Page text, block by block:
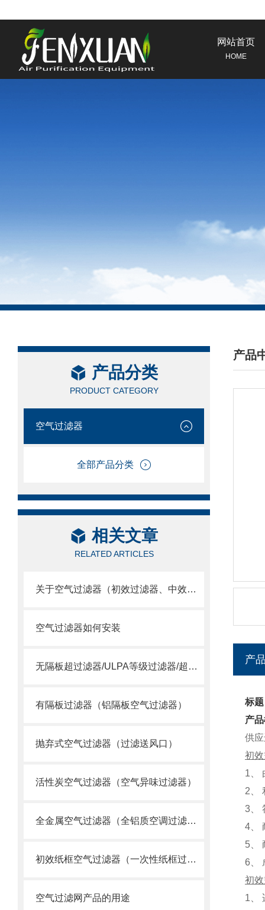
网站首页
HOME
产品分类
PRODUCT CATEGORY
空气过滤器
全部产品分类
相关文章
RELATED ARTICLES
关于空气过滤器（初效过滤器、中效过滤器、空气过滤器）选用
空气过滤器如何安装
无隔板超过滤器/ULPA等级过滤器/超空气过滤器
有隔板过滤器（铝隔板空气过滤器）
抛弃式空气过滤器（过滤送风口）
活性炭空气过滤器（空气异味过滤器）
全金属空气过滤器（全铝质空调过滤网）
初效纸框空气过滤器（一次性纸框过滤网）
空气过滤网产品的用途
产品
/
产
标
产
供
初
1
2
3
4
5
6
初
1